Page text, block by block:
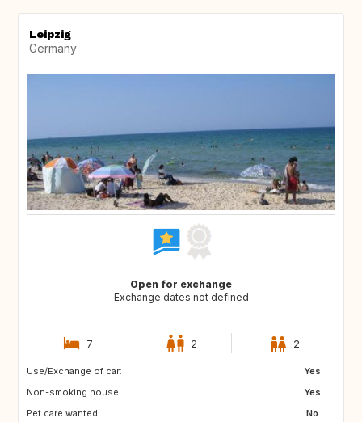
Leipzig
Germany
Open for exchange
Exchange dates not defined
7 2 2
Use/Exchange of car:
Yes
Non-smoking house:
Yes
Pet care wanted:
No
GB
NO
DE